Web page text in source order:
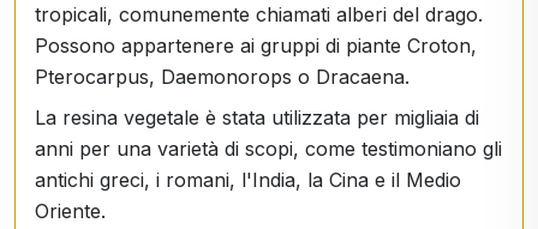
tropicali, comunemente chiamati alberi del drago.
Possono appartenere ai gruppi di piante Croton,
Pterocarpus, Daemonorops o Dracaena.
La resina vegetale è stata utilizzata per migliaia di
anni per una varietà di scopi, come testimoniano gli
antichi greci, i romani, l'India, la Cina e il Medio
Oriente.